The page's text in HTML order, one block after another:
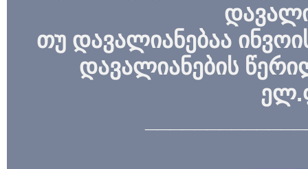
თუ დავალიანებაა
დავალიანების